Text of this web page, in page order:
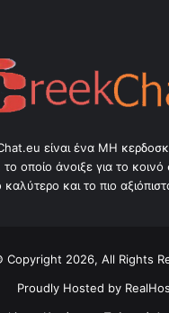
είναι ένα ΜΗ
το οποίο άνοιξε για το κοινό
καλύτερο και το πιο
2026, All Rights
Proudly Hosted by